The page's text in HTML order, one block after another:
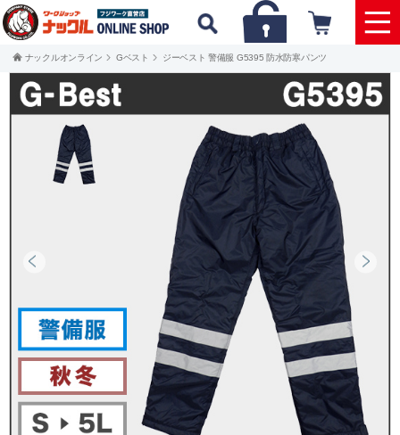
ナックルオンライン Gベスト ジーベスト 警備服 G5395 防水防寒パンツ